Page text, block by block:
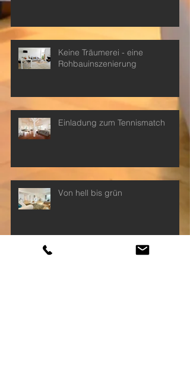
Keine Träumerei - eine
Rohbauinszenierung
Einladung zum Tennismatch
Von hell bis grün